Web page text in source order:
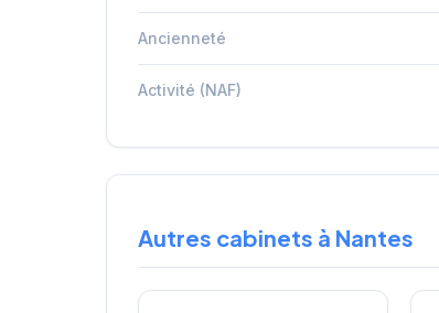
Ancienneté
Activité (NAF)
Autres cabinets à Nantes